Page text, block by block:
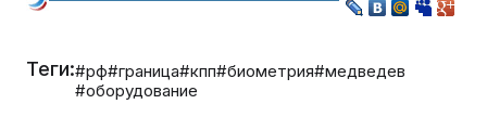
Теги:#рф#граница#кпп#биометрия#медведев
#оборудование